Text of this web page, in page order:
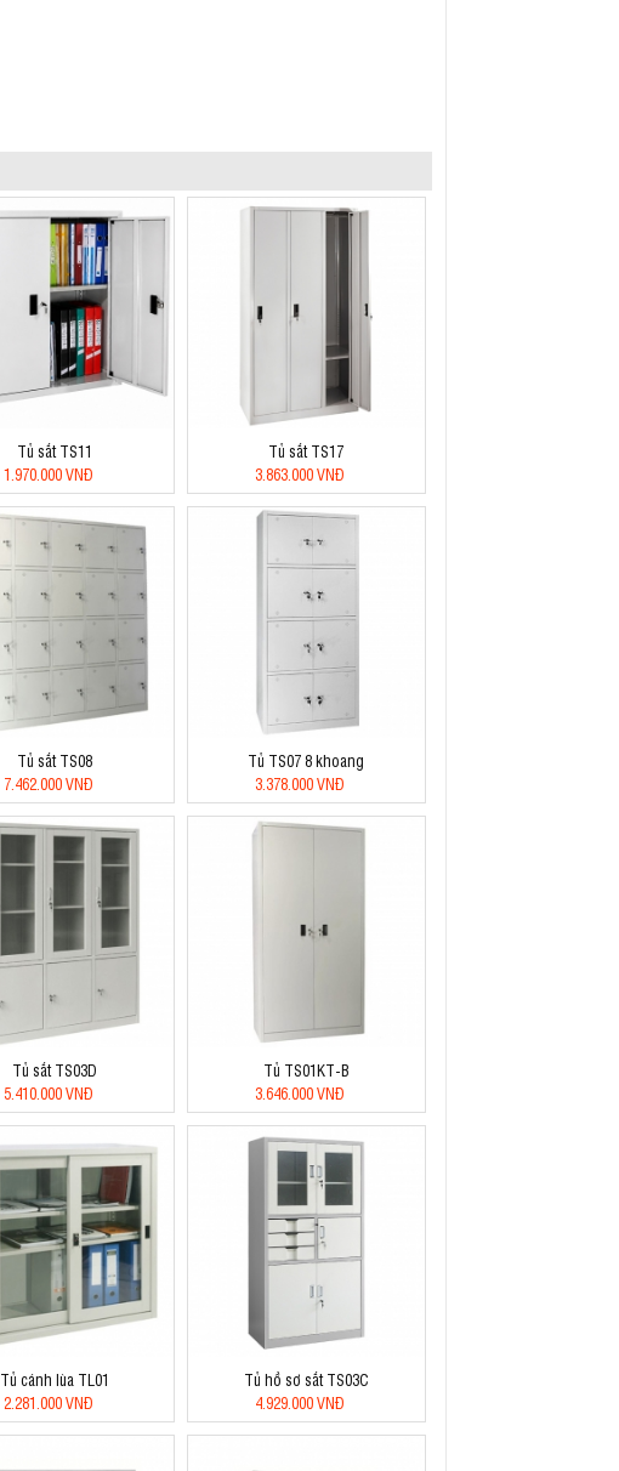
Tủ sắt TS11
1.970.000 VNĐ
Tủ sắt TS17
3.863.000 VNĐ
Tủ sắt TS08
7.462.000 VNĐ
Tủ TS07 8 khoang
3.378.000 VNĐ
Tủ sắt TS03D
5.410.000 VNĐ
Tủ TS01KT-B
3.646.000 VNĐ
Tủ cánh lùa TL01
2.281.000 VNĐ
Tủ hồ sơ sắt TS03C
4.929.000 VNĐ